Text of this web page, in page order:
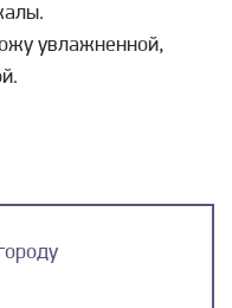
увлажненной,